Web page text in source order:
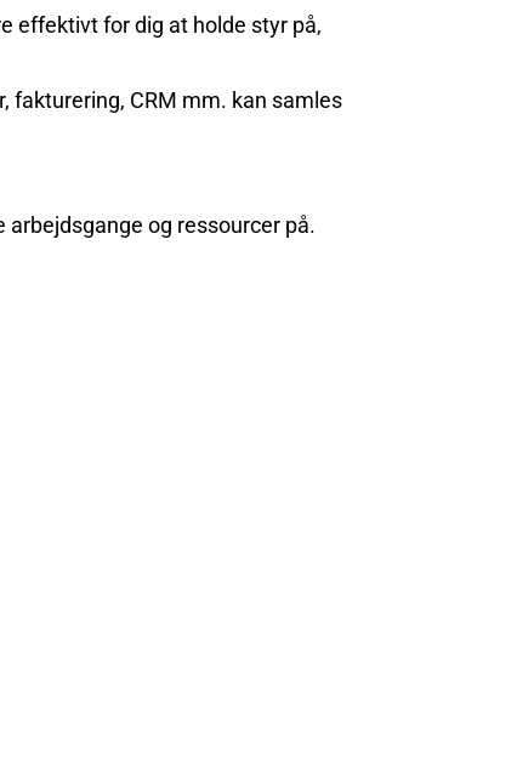
effektivt for dig at holde styr på,
fakturering, CRM mm. kan samles
og ressourcer på.